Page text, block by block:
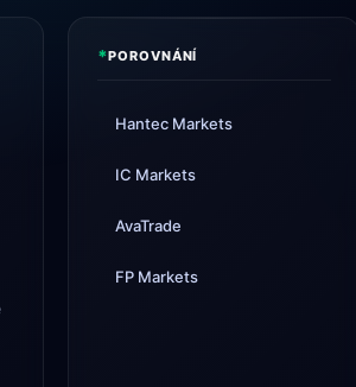
*POROVNÁNÍ
Hantec Markets
IC Markets
AvaTrade
FP Markets